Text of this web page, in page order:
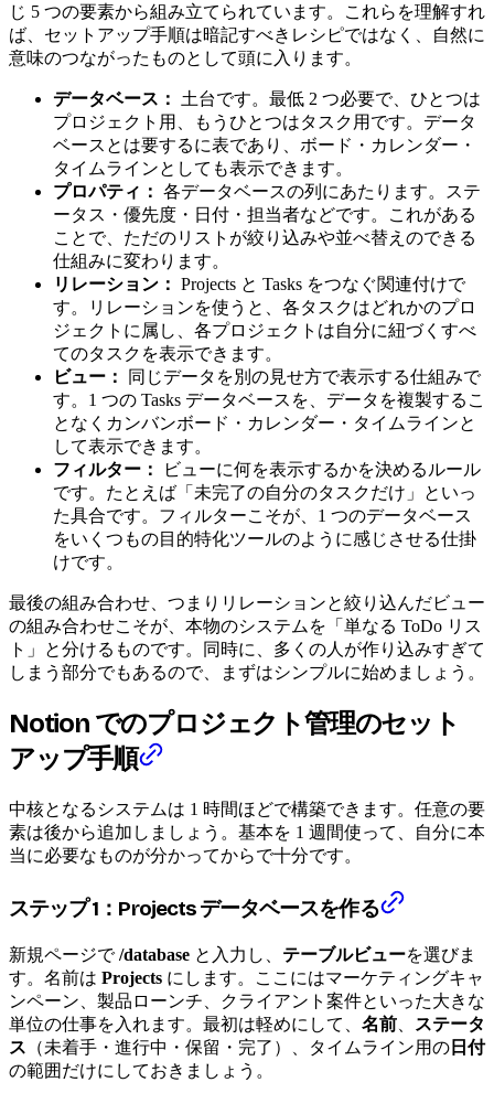
じ 5 つの要素から組み立てられています。これらを理解すれ
ば、セットアップ手順は暗記すべきレシピではなく、自然に
意味のつながったものとして頭に入ります。
データベース：
土台です。最低 2 つ必要で、ひとつは
プロジェクト用、もうひとつはタスク用です。データ
ベースとは要するに表であり、ボード・カレンダー・
タイムラインとしても表示できます。
プロパティ： 各データベースの列にあたります。ステ
ータス・優先度・日付・担当者などです。これがある
ことで、ただのリストが絞り込みや並べ替えのできる
仕組みに変わります。
リレーション： Projects と Tasks をつなぐ関連付けで
す。リレーションを使うと、各タスクはどれかのプロ
ジェクトに属し、各プロジェクトは自分に紐づくすべ
てのタスクを表示できます。
ビュー：
同じデータを別の見せ方で表示する仕組みで
す。1 つの Tasks データベースを、データを複製するこ
となくカンバンボード・カレンダー・タイムラインと
して表示できます。
フィルター：
ビューに何を表示するかを決めるルール
です。たとえば「未完了の自分のタスクだけ」といっ
た具合です。フィルターこそが、1 つのデータベース
をいくつもの目的特化ツールのように感じさせる仕掛
けです。
最後の組み合わせ、つまりリレーションと絞り込んだビュー
の組み合わせこそが、本物のシステムを「単なる ToDo リス
ト」と分けるものです。同時に、多くの人が作り込みすぎて
しまう部分でもあるので、まずはシンプルに始めましょう。
Notion でのプロジェクト管理のセット
アップ手順
中核となるシステムは 1 時間ほどで構築できます。任意の要
素は後から追加しましょう。基本を 1 週間使って、自分に本
当に必要なものが分かってからで十分です。
ステップ 1：Projects データベースを作る
新規ページで/database と入力し、 テーブルビューを選びま
す。名前は Projects にします。ここにはマーケティングキャ
ンペーン、製品ローンチ、クライアント案件といった大きな
単位の仕事を入れます。最初は軽めにして、 名前
ステータ
ス （未着手・進行中・保留・完了）、タイムライン用の 日付
の範囲だけにしておきましょう。